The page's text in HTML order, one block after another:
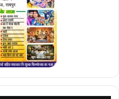
2-1 से हराकर पोडियम स्थान हासिल
ओलंपिक के लिए योग्यता हासिल करने
प्रतिस्पर्धा करेगी।
बोली के लिए आधिकारिक पत्र जमा